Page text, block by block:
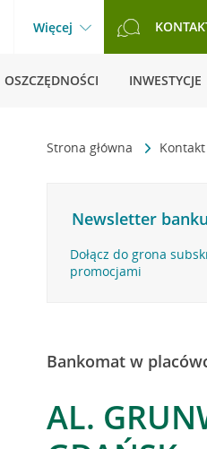
Więcej
OSZCZĘDNOŚCI INWESTYCJE
Strona główna
Newsletter
Dołącz do grona
promocjami
Bankomat w
AL.